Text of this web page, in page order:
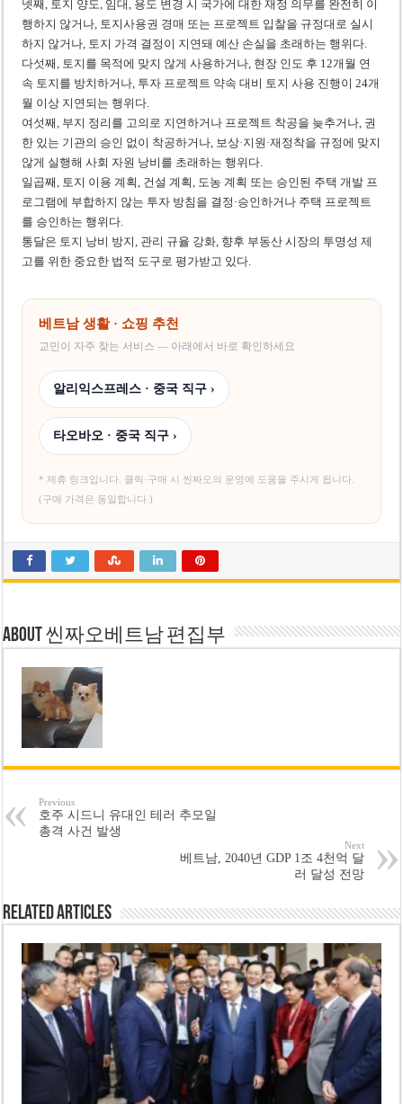
넷째, 토지 양도, 임대, 용도 변경 시 국가에 대한 재정 의무를 완전히 이
행하지 않거나, 토지사용권 경매 또는 프로젝트 입찰을 규정대로 실시
하지 않거나, 토지 가격 결정이 지연돼 예산 손실을 초래하는 행위다.
다섯째, 토지를 목적에 맞지 않게 사용하거나, 현장 인도 후 12개월 연
속 토지를 방치하거나, 투자 프로젝트 약속 대비 토지 사용 진행이 24개
월 이상 지연되는 행위다.
여섯째, 부지 정리를 고의로 지연하거나 프로젝트 착공을 늦추거나, 권
한 있는 기관의 승인 없이 착공하거나, 보상·지원·재정착을 규정에 맞지
않게 실행해 사회 자원 낭비를 초래하는 행위다.
일곱째, 토지 이용 계획, 건설 계획, 도농 계획 또는 승인된 주택 개발 프
로그램에 부합하지 않는 투자 방침을 결정·승인하거나 주택 프로젝트
를 승인하는 행위다.
통달은 토지 낭비 방지, 관리 규율 강화, 향후 부동산 시장의 투명성 제
고를 위한 중요한 법적 도구로 평가받고 있다.
베트남 생활 · 쇼핑 추천
교민이 자주 찾는 서비스 — 아래에서 바로 확인하세요
알리익스프레스 · 중국 직구 ›
타오바오 · 중국 직구 ›
* 제휴 링크입니다. 클릭·구매 시 씬짜오의 운영에 도움을 주시게 됩니다.
(구매 가격은 동일합니다.)
About 씬짜오베트남 편집부
Previous
호주 시드니 유대인 테러 추모일
총격 사건 발생
Next
베트남, 2040년 GDP 1조 4천억 달
러 달성 전망
Related Articles